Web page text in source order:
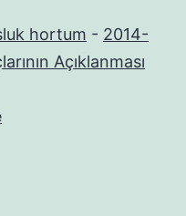
hortum - 2014-
Açıklanması